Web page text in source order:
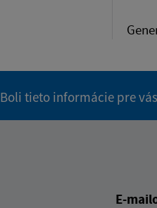
Boli tieto informácie pre
E-